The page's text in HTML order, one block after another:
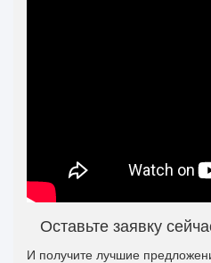
Оставьте заявку
И получите лучшие